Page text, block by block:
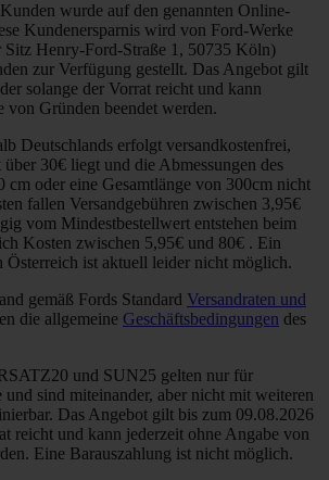
wurde auf den genannten Online-
Kundenersparnis wird von Ford-Werke
Sitz Henry-Ford-Straße 1, 50735 Köln)
zur Verfügung gestellt. Das Angebot gilt
solange der Vorrat reicht und kann
von Gründen beendet werden.
Deutschlands erfolgt versandkostenfrei,
30€ liegt und die Abmessungen des
oder eine Gesamtlänge von 300cm nicht
fallen Versandgebühren zwischen 3,95€
vom Mindestbestellwert entstehen beim
Kosten zwischen 5,95€ und 80€ . Ein
Österreich ist aktuell leider nicht möglich.
gemäß Fords Standard Versandraten und
die allgemeine Geschäftsbedingungen des
und SUN25 gelten nur für
und sind miteinander, aber nicht mit weiteren
Das Angebot gilt bis zum 09.08.2026
reicht und kann jederzeit ohne Angabe von
Eine Barauszahlung ist nicht möglich.